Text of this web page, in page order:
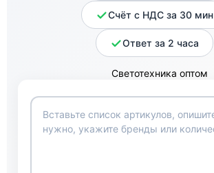
Счёт с НДС за 30 мин
Ответ за 2 часа